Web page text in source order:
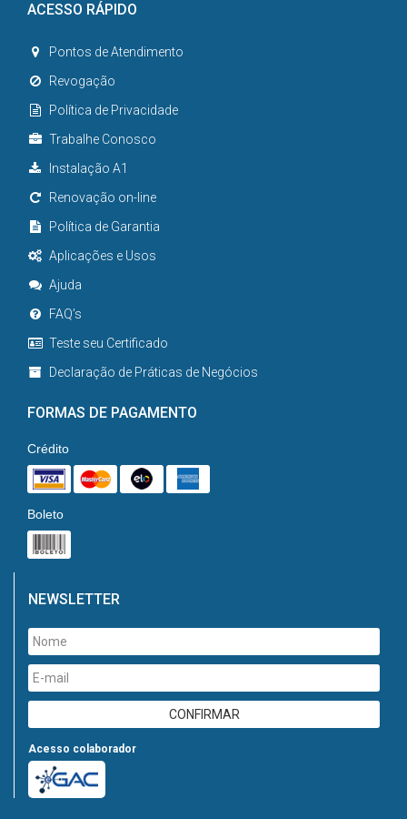
ACESSO RÁPIDO
Pontos de Atendimento
Revogação
Política de Privacidade
Trabalhe Conosco
Instalação A1
Renovação on-line
Política de Garantia
Aplicações e Usos
Ajuda
FAQ’s
Teste seu Certificado
Declaração de Práticas de Negócios
FORMAS DE PAGAMENTO
Crédito
Boleto
NEWSLETTER
Acesso colaborador